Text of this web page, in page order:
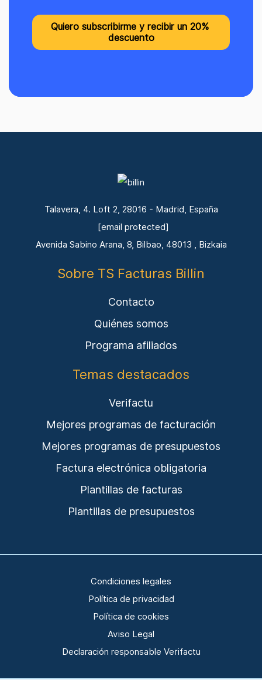
Talavera, 4. Loft 2, 28016 - Madrid, España
[email protected]
Avenida Sabino Arana, 8, Bilbao, 48013 , Bizkaia
Sobre TS Facturas Billin
Contacto
Quiénes somos
Programa afiliados
Temas destacados
Verifactu
Mejores programas de facturación
Mejores programas de presupuestos
Factura electrónica obligatoria
Plantillas de facturas
Plantillas de presupuestos
Condiciones legales
Política de privacidad
Política de cookies
Aviso Legal
Declaración responsable Verifactu